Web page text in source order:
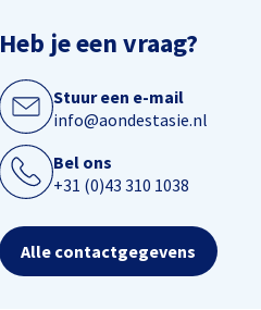
Heb je een vraag?
Stuur een e-mail
info@aondestasie.nl
Bel ons
+31 (0)43 310 1038
Alle contactgegevens